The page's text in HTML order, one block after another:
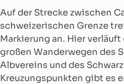
Auf der Strecke zwischen
schweizerischen Grenze
Markierung an. Hier verläuft
großen Wanderwegen des
Albvereins und des
Kreuzungspunkten gibt es